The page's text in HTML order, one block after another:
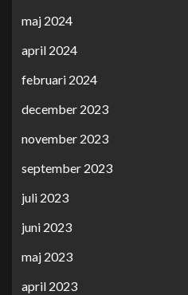
maj 2024
april 2024
februari 2024
december 2023
november 2023
september 2023
juli 2023
juni 2023
maj 2023
april 2023